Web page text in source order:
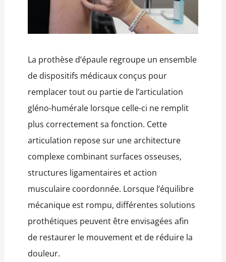
La prothèse d’épaule regroupe un ensemble
de dispositifs médicaux conçus pour
remplacer tout ou partie de l’articulation
gléno-humérale lorsque celle-ci ne remplit
plus correctement sa fonction. Cette
articulation repose sur une architecture
complexe combinant surfaces osseuses,
structures ligamentaires et action
musculaire coordonnée. Lorsque l’équilibre
mécanique est rompu, différentes solutions
prothétiques peuvent être envisagées afin
de restaurer le mouvement et de réduire la
douleur.